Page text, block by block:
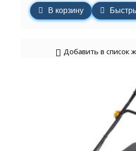
В корзину
Добавить в список